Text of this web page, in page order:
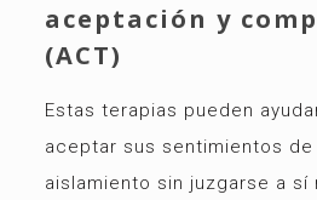
aceptación y
(ACT)
Estas terapias pueden
aceptar sus sentimientos
aislamiento sin juzgarse a sí